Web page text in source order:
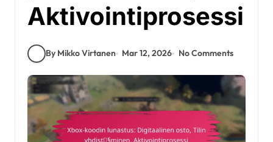
Aktivointiprosessi
By Mikko Virtanen Mar 12, 2026 No Comments